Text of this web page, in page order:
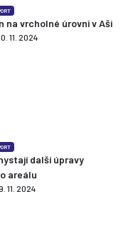
na vrcholné úrovni v Aši
11. 2024
další úpravy
areálu
11. 2024